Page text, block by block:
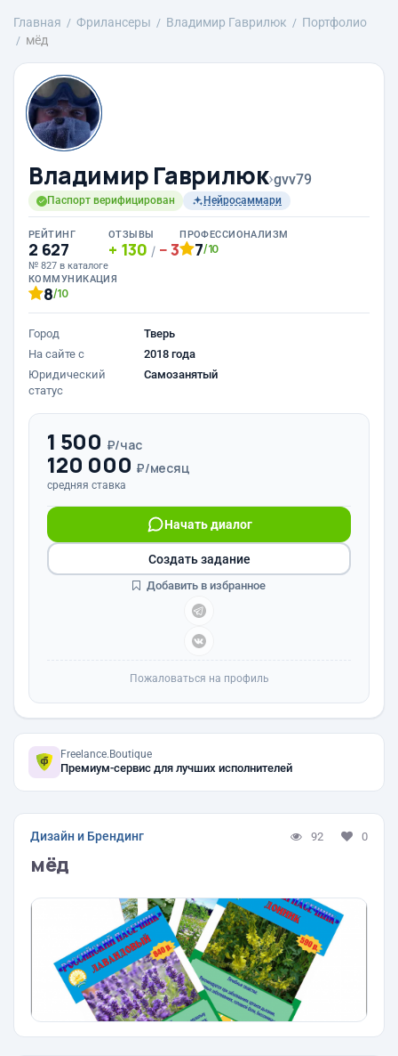
Главная Фрилансеры Владимир Гаврилюк
Портфолио
мёд
Владимир Гаврилюк›gvv79
Паспорт верифицирован Нейросаммари
РЕЙТИНГ
2 627
№ 827 в каталоге
ОТЗЫВЫ
130 / 3
ПРОФЕССИОНАЛИЗМ
7/10
КОММУНИКАЦИЯ
8/10
Город
Тверь
На сайте с
2018 года
Юридический
статус
Самозанятый
1 500 ₽/час
120 000 ₽/месяц
средняя ставка
Начать диалог
Создать задание
Добавить в избранное
Пожаловаться на профиль
Freelance.Boutique
Премиум-сервис для лучших исполнителей
Дизайн и Брендинг 92 0
мёд